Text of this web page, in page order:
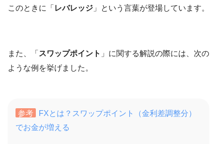
このときに「 レバレッジ 」という言葉が登場しています。
また、「 スワップポイント 」に関する解説の際には、次の
ような例を挙げました。
参考
FXとは？スワップポイント（金利差調整分）
でお金が増える